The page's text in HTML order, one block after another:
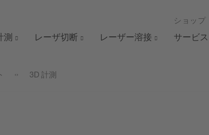
ショップ
測 レーザ切断 レーザー溶接 サービス
3D 計測